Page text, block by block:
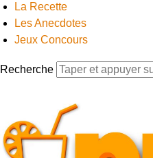
La Recette
Les Anecdotes
Jeux Concours
Recherche